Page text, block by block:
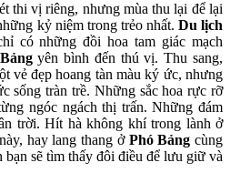
thi vị riêng, nhưng mùa thu lại để lại
kỷ niệm trong trẻo nhất. Du lịch
có những đồi hoa tam giác mạch
yên bình đến thú vị. Thu sang,
vẻ đẹp hoang tàn màu ký ức, nhưng
sống tràn trề. Những sắc hoa rực rỡ
ngóc ngách thị trấn. Những đám
trời. Hít hà không khí trong lành ở
hay lang thang ở Phó Bảng cùng
bạn sẽ tìm thấy đôi điều để lưu giữ và